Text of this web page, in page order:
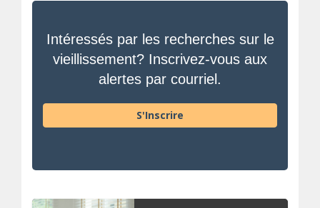
Intéressés par les recherches sur le
vieillissement? Inscrivez-vous aux
alertes par courriel.
S'Inscrire